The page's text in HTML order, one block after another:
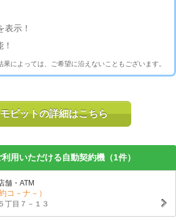
表示！
によっては、ご希望に沿えないこともございます。
ビットの詳細はこちら
用いただける自動契約機（1件）
舗・ATM
コ－ナ－）
丁目７－１３